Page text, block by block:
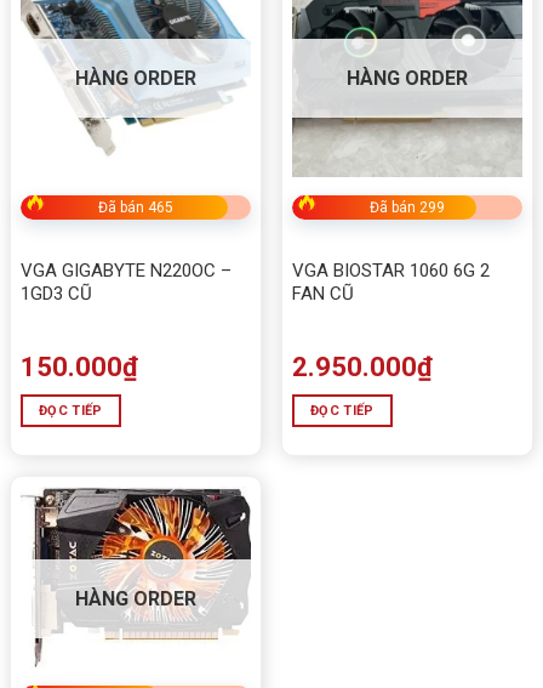
HÀNG ORDER
Đã bán 465
VGA GIGABYTE N220OC –
1GD3 CŨ
150.000₫
ĐỌC TIẾP
HÀNG ORDER
Đã bán 299
VGA BIOSTAR 1060 6G 2
FAN CŨ
2.950.000₫
ĐỌC TIẾP
HÀNG ORDER